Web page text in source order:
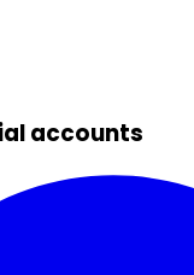
accounts